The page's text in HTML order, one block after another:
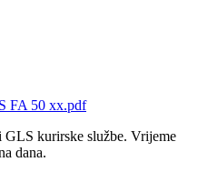
FA 50 xx.pdf
kurirske službe. Vrijeme
dana.